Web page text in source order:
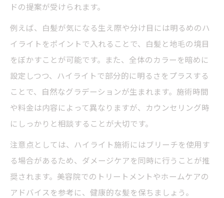
ドの提案が受けられます。
例えば、白髪が気になる生え際や分け目には明るめのハ
イライトをポイントで入れることで、白髪と地毛の境目
をぼかすことが可能です。また、全体のカラーを暗めに
設定しつつ、ハイライトで部分的に明るさをプラスする
ことで、自然なグラデーションが生まれます。施術時間
や料金は内容によって異なりますが、カウンセリング時
にしっかりと相談することが大切です。
注意点としては、ハイライト施術にはブリーチを使用す
る場合があるため、ダメージケアを同時に行うことが推
奨されます。美容院でのトリートメントやホームケアの
アドバイスを参考に、健康的な髪を保ちましょう。